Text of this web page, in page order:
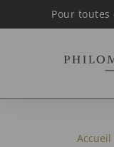
Pour toutes
Accueil